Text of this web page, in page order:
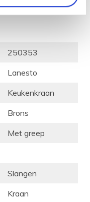
kleiner.
250353
Lanesto
Keukenkraan
Brons
Met greep
Slangen
Kraan